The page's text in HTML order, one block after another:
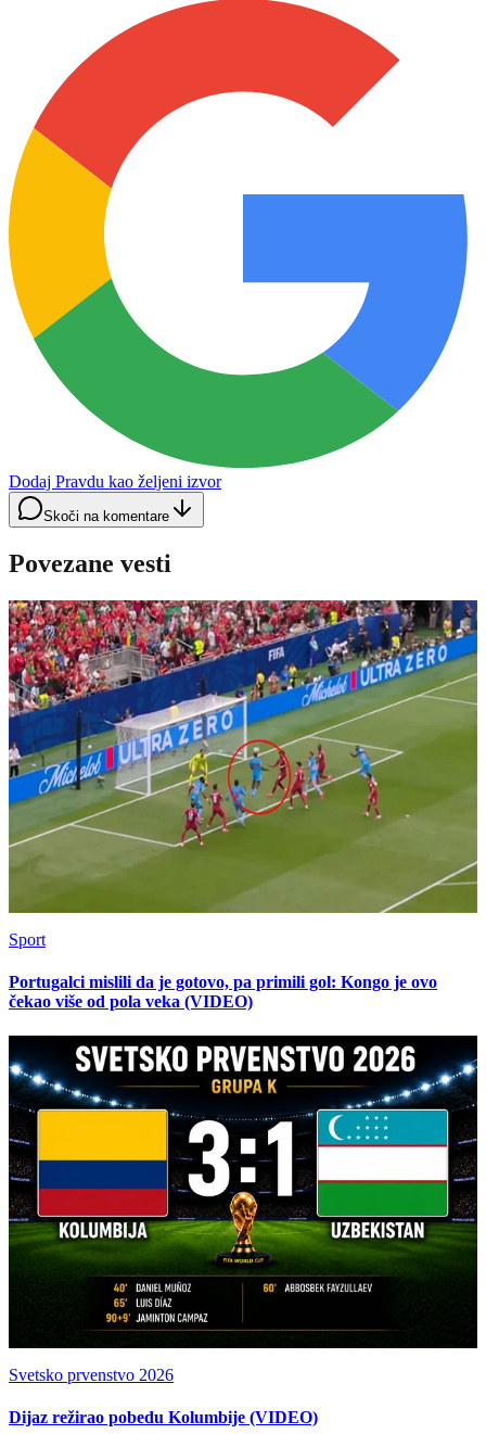
Dodaj Pravdu kao željeni izvor
Skoči na komentare
Povezane vesti
Sport
Portugalci mislili da je gotovo, pa primili gol: Kongo je ovo
čekao više od pola veka (VIDEO)
Svetsko prvenstvo 2026
Dijaz režirao pobedu Kolumbije (VIDEO)